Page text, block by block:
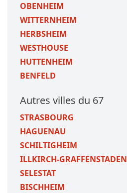
OBENHEIM
WITTERNHEIM
HERBSHEIM
WESTHOUSE
HUTTENHEIM
BENFELD
Autres villes du 67
STRASBOURG
HAGUENAU
SCHILTIGHEIM
ILLKIRCH-GRAFFENSTADEN
SELESTAT
BISCHHEIM